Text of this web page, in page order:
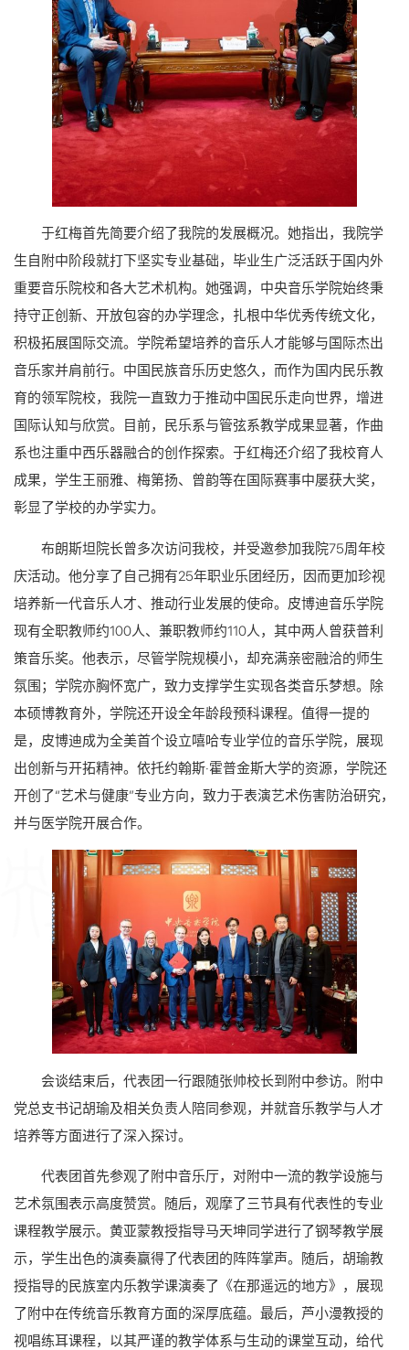
于红梅首先简要介绍了我院的发展概况。她指出，我院学
生自附中阶段就打下坚实专业基础，毕业生广泛活跃于国内外
重要音乐院校和各大艺术机构。她强调，中央音乐学院始终秉
持守正创新、开放包容的办学理念，扎根中华优秀传统文化，
积极拓展国际交流。学院希望培养的音乐人才能够与国际杰出
音乐家并肩前行。中国民族音乐历史悠久，而作为国内民乐教
育的领军院校，我院一直致力于推动中国民乐走向世界，增进
国际认知与欣赏。目前，民乐系与管弦系教学成果显著，作曲
系也注重中西乐器融合的创作探索。于红梅还介绍了我校育人
成果，学生王丽雅、梅第扬、曾韵等在国际赛事中屡获大奖，
彰显了学校的办学实力。
布朗斯坦院长曾多次访问我校，并受邀参加我院75周年校
庆活动。他分享了自己拥有25年职业乐团经历，因而更加珍视
培养新一代音乐人才、推动行业发展的使命。皮博迪音乐学院
现有全职教师约100人、兼职教师约110人，其中两人曾获普利
策音乐奖。他表示，尽管学院规模小，却充满亲密融洽的师生
氛围；学院亦胸怀宽广，致力支撑学生实现各类音乐梦想。除
本硕博教育外，学院还开设全年龄段预科课程。值得一提的
是，皮博迪成为全美首个设立嘻哈专业学位的音乐学院，展现
出创新与开拓精神。依托约翰斯·霍普金斯大学的资源，学院还
开创了“艺术与健康”专业方向，致力于表演艺术伤害防治研究，
并与医学院开展合作。
会谈结束后，代表团一行跟随张帅校长到附中参访。附中
党总支书记胡瑜及相关负责人陪同参观，并就音乐教学与人才
培养等方面进行了深入探讨。
代表团首先参观了附中音乐厅，对附中一流的教学设施与
艺术氛围表示高度赞赏。随后，观摩了三节具有代表性的专业
课程教学展示。黄亚蒙教授指导马天坤同学进行了钢琴教学展
示，学生出色的演奏赢得了代表团的阵阵掌声。随后，胡瑜教
授指导的民族室内乐教学课演奏了《在那遥远的地方》，展现
了附中在传统音乐教育方面的深厚底蕴。最后，芦小漫教授的
视唱练耳课程，以其严谨的教学体系与生动的课堂互动，给代